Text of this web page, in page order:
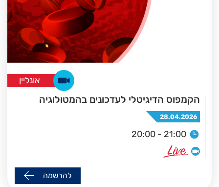
אונליין
הקמפוס הדיגיטלי לעדכונים בהמטולוגיה
28.04.2026
20:00 - 21:00
להרשמה